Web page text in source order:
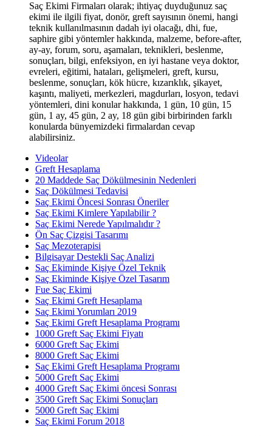
Saç Ekimi Firmaları olarak; ihtiyaç duyduğunuz saç
ekimi ile ilgili fiyat, donör, greft sayısının önemi, hangi
teknik kullanılmasının dadah iyi olacağı, dhi, fue,
saphire gibi yöntemler hakkında, malzeme, before-after,
ay-ay, forum, soru, aşamaları, teknikleri, beslenme,
sonuçları, bilgi, enfeksiyon, en iyi hastane veya doktor,
evreleri, eğitimi, hataları, gelişmeleri, greft, kursu,
beslenme, sonuçları, kök hücre, kızarıklık, şikayet,
kaşıntı, maliyeti, merkezleri, magdurları, losyon, tedavi
yöntemleri, dini konular hakkında, 1 gün, 10 gün, 15
gün, 1 ay, 45 gün, 2 ay, 18 gün gibi birbirinden farklı
konularda bünyemizdeki firmalardan cevap
alabilirsiniz.
Videolar
Greft Hesaplama
20 Maddede Saç Dökülmesinin Nedenleri
Saç Dökülmesi Tedavisi
Saç Ekimi Öncesi Sonrası Öneriler
Saç Ekimi Kimlere Yapılabilir ?
Saç Ekimi Nerede Yapılmalıdır ?
Ön Saç Çizgisi Tasarımı
Saç Mezoterapisi
Bilgisayar Destekli Saç Analizi
Saç Ekiminde Kişiye Özel Teknik
Saç Ekiminde Kişiye Özel Tasarım
Fue Saç Ekimi
Saç Ekimi Greft Hesaplama
Saç Ekimi Yorumları 2019
Saç Ekimi Greft Hesaplama Programı
1000 Greft Saç Ekimi Fiyatı
6000 Greft Saç Ekimi
8000 Greft Saç Ekimi
Saç Ekimi Greft Hesaplama Programı
5000 Greft Saç Ekimi
4000 Greft Saç Ekimi öncesi Sonrası
3500 Greft Saç Ekimi Sonuçları
5000 Greft Saç Ekimi
Saç Ekimi Forum 2018